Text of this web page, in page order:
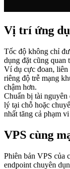
Vị trí ứng
Tốc độ không chỉ
dụng đặt cũng quan
Ví dụ cực đoan,
riêng độ trễ mạng
chậm hơn.
Chuẩn bị tài
lý tại chỗ hoặc
nhất tăng cả phạm
VPS cùng
Phiên bản VPS của
endpoint chuyên